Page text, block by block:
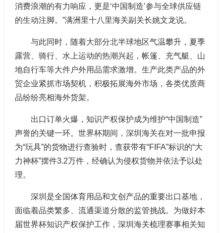
消费浪潮的有力响应，更是‘中国制造’参与全球供应链
的生动注脚。”满洲里十八里海关副关长姚文龙说。
与此同时，随着大部分北半球地区气温攀升，夏季
露营、骑行、水上运动的热潮兴起，帐篷、充气艇、山
地自行车等大件户外用品需求激增。生产此类产品的外
贸企业紧抓市场契机，积极拓展海外市场，各类优质商
品纷纷亮相海外货架。
出口订单火爆，知识产权保护成为维护“中国制造”
声誉的关键一环。世界杯期间，深圳海关在对一批申报
为“玩具”的货物进行查验时，查获带有“FIFA”标识的“大
力神杯”摆件3.2万件，经确认为侵权货物并依法予以处
理。
深圳是全国体育用品和文创产品的重要出口基地，
面临着品类繁多、流通渠道分散的监管挑战。为做好本
届世界杯知识产权保护工作，深圳海关梳理赛事相关知